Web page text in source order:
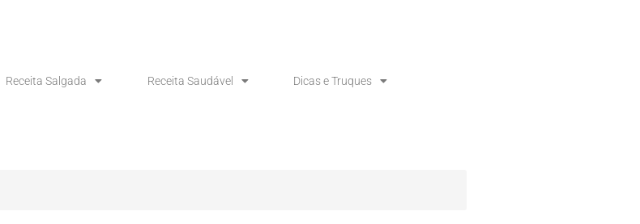
Receita Salgada Receita Saudável Dicas e Truques